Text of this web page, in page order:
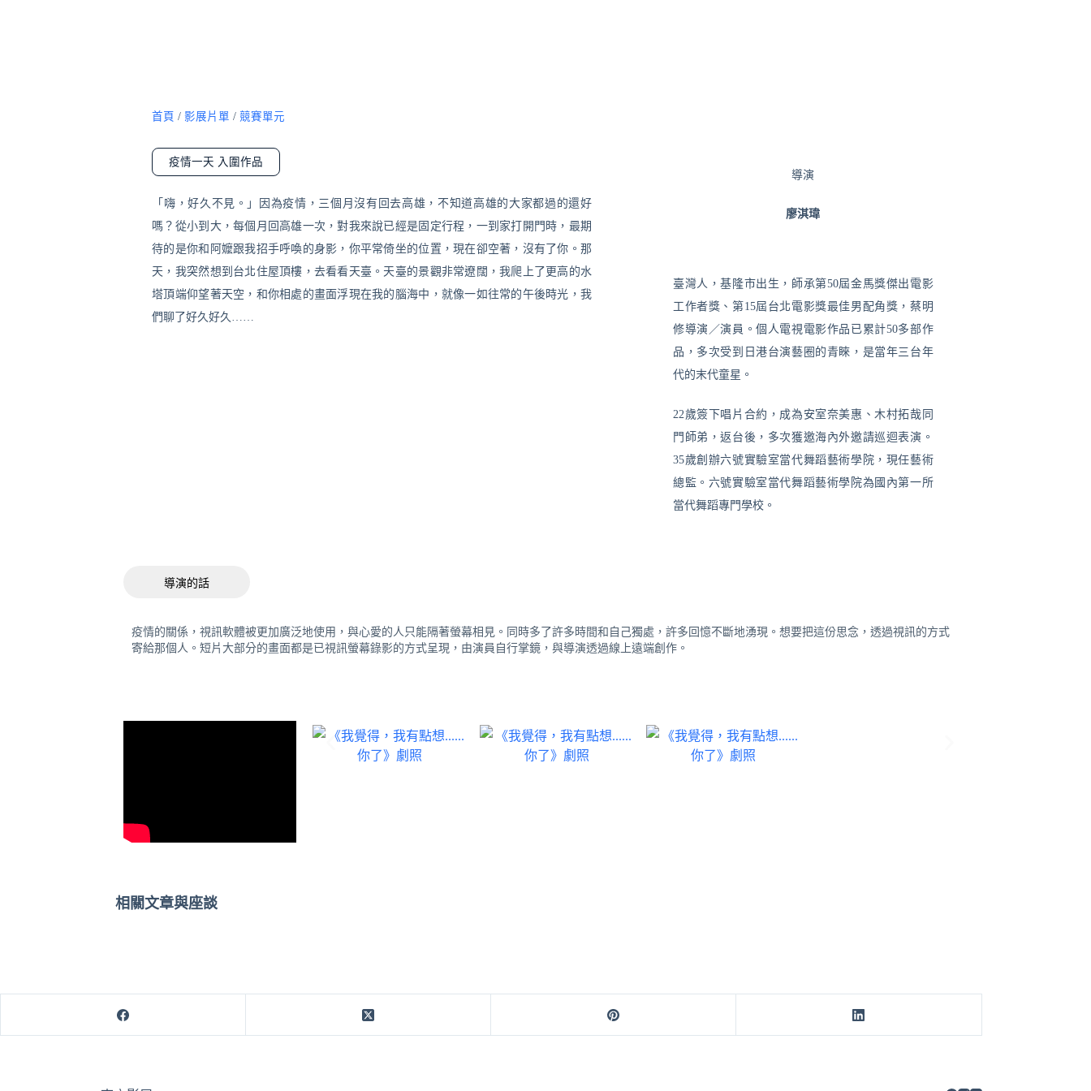
首頁 /影展片單 /競賽單元
疫情一天 入圍作品
「嗨，好久不見。」因為疫情，三個月沒有回去高雄，不知道高雄的大家都過的還好
嗎？從小到大，每個月回高雄一次，對我來說已經是固定行程，一到家打開門時，最期
待的是你和阿嬤跟我招手呼喚的身影，你平常倚坐的位置，現在卻空著，沒有了你。那
天，我突然想到台北住屋頂樓，去看看天臺。天臺的景觀非常遼闊，我爬上了更高的水
塔頂端仰望著天空，和你相處的畫面浮現在我的腦海中，就像一如往常的午後時光，我
們聊了好久好久……
導演
廖淇瑋
臺灣人，基隆市出生，師承第50屆金馬獎傑出電影
工作者獎、第15屆台北電影獎最佳男配角獎，蔡明
修導演／演員。個人電視電影作品已累計50多部作
品，多次受到日港台演藝圈的青睞，是當年三台年
代的末代童星。
22歲簽下唱片合約，成為安室奈美惠、木村拓哉同
門師弟，返台後，多次獲邀海內外邀請巡迴表演。
35歲創辦六號實驗室當代舞蹈藝術學院，現任藝術
總監。六號實驗室當代舞蹈藝術學院為國內第一所
當代舞蹈專門學校。
導演的話
疫情的關係，視訊軟體被更加廣泛地使用，與心愛的人只能隔著螢幕相見。同時多了許多時間和自己獨處，許多回憶不斷地湧現。想要把這份思念，透過視訊的方式
寄給那個人。短片大部分的畫面都是已視訊螢幕錄影的方式呈現，由演員自行掌鏡，與導演透過線上遠端創作。
相關文章與座談